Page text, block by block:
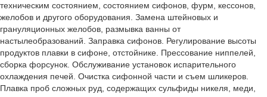
техническим состоянием, состоянием сифонов, фурм, кессонов,
желобов и другого оборудования. Замена штейновых и
грануляционных желобов, размывка ванны от
настылеобразований. Заправка сифонов. Регулирование высоты
продуктов плавки в сифоне, отстойнике. Прессование ниппелей,
сборка форсунок. Обслуживание установок испарительного
охлаждения печей. Очистка сифонной части и съем шликеров.
Плавка проб сложных руд, содержащих сульфиды никеля, меди,